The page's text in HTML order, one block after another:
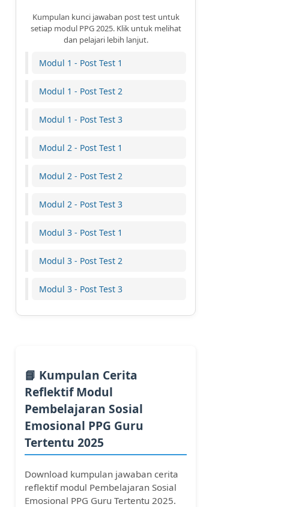
Kumpulan kunci jawaban post test untuk
setiap modul PPG 2025. Klik untuk melihat
dan pelajari lebih lanjut.
Modul 1 - Post Test 1
Modul 1 - Post Test 2
Modul 1 - Post Test 3
Modul 2 - Post Test 1
Modul 2 - Post Test 2
Modul 2 - Post Test 3
Modul 3 - Post Test 1
Modul 3 - Post Test 2
Modul 3 - Post Test 3
📘 Kumpulan Cerita
Reflektif Modul
Pembelajaran Sosial
Emosional PPG Guru
Tertentu 2025
Download kumpulan jawaban cerita
reflektif modul Pembelajaran Sosial
Emosional PPG Guru Tertentu 2025.